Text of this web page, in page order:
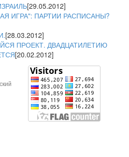
[29.05.2012]
ИГРА": ПАРТИИ РАСПИСАНЫ?
[28.03.2012]
ПРОЕКТ. ДВАДЦАТИЛЕТИЮ
[20.02.2012]